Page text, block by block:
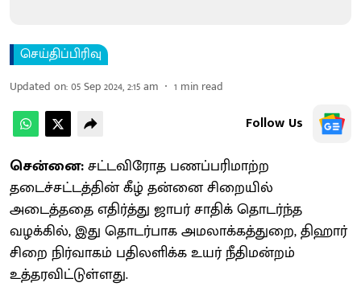
செய்திப்பிரிவு
Updated on:05 Sep 2024, 2:15 am 1 min read
Follow Us
சென்னை:சட்டவிரோத பணப்பரிமாற்ற
தடைச்சட்டத்தின் கீழ் தன்னை சிறையில்
அடைத்ததை எதிர்த்து ஜாபர் சாதிக் தொடர்ந்த
வழக்கில், இது தொடர்பாக அமலாக்கத்துறை, திஹார்
சிறை நிர்வாகம் பதிலளிக்க உயர் நீதிமன்றம்
உத்தரவிட்டுள்ளது.